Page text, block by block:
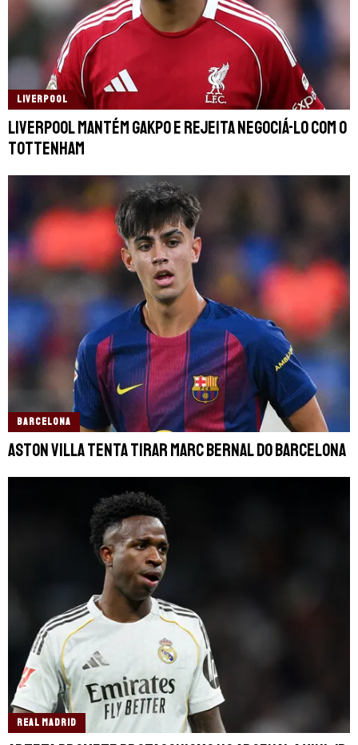
LIVERPOOL
Liverpool mantém Gakpo e rejeita negociá-lo com o
Tottenham
BARCELONA
Aston Villa tenta tirar Marc Bernal do Barcelona
REAL MADRID